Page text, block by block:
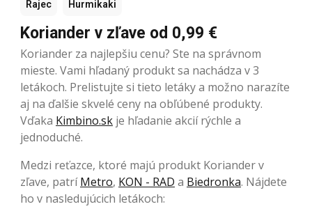
Rajec Hurmikaki
Koriander v zľave od 0,99 €
Koriander za najlepšiu cenu? Ste na správnom
mieste. Vami hľadaný produkt sa nachádza v 3
letákoch. Prelistujte si tieto letáky a možno narazíte
aj na ďalšie skvelé ceny na obľúbené produkty.
Vďaka Kimbino.sk je hľadanie akcií rýchle a
jednoduché.
Medzi reťazce, ktoré majú produkt Koriander v
zľave, patríMetro, KON - RAD a Biedronka. Nájdete
ho v nasledujúcich letákoch: